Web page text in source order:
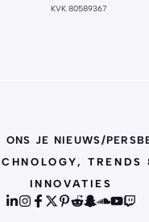
KVK 80589367
ONS JE NIEUWS/
TRENDS
INNOVATIES